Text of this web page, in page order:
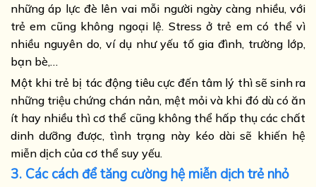
những áp lực đè lên vai mỗi người ngày càng nhiều, với
trẻ em cũng không ngoại lệ. Stress ở trẻ em có thể vì
nhiều nguyên do, ví dụ như yếu tố gia đình, trường lớp,
bạn bè,…
Một khi trẻ bị tác động tiêu cực đến tâm lý thì sẽ sinh ra
những triệu chứng chán nản, mệt mỏi và khi đó dù có ăn
ít hay nhiều thì cơ thể cũng không thể hấp thụ các chất
dinh dưỡng được, tình trạng này kéo dài sẽ khiến hệ
miễn dịch của cơ thể suy yếu.
3. Các cách để tăng cường hệ miễn dịch trẻ nhỏ